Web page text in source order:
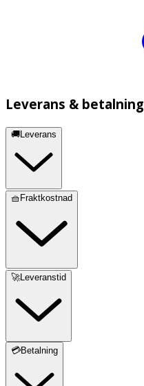
Leverans & betalning
🚚Leverans
🧺Fraktkostnad
🚀Leveranstid
💳Betalning